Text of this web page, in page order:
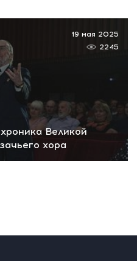
Великой
хора
19 мая 2025
2245